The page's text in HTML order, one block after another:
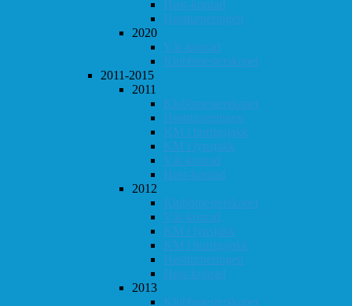
Høst-konrad
Høstturneringen
2020
Vår-konrad
Klubbmesterskapet
2011-2015
2011
Klubbmesterskapet
Høstturneringen
KM i hurtigsjakk
KM i lynsjakk
Vår-konrad
Høst-konrad
2012
Klubbmesterskapet
Vår-konrad
KM i lynsjakk
KM i hurtigsjakk
Høstturneringen
Høst-konrad
2013
Klubbmesterskapet